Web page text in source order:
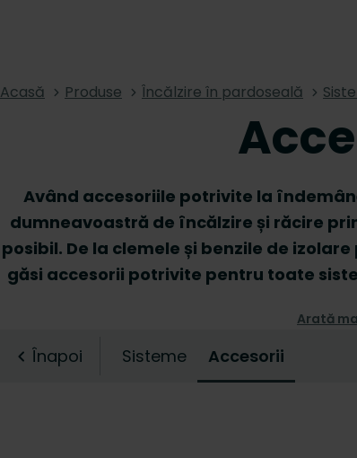
Acasă Produse Încălzire în pardoseală
Având accesoriile potrivite la
dumneavoastră de încălzire și răcire
posibil. De la clemele și benzile de
găsi accesorii potrivite pentru toate
și bucurați-vă de
Arată
Înapoi Sisteme Accesorii